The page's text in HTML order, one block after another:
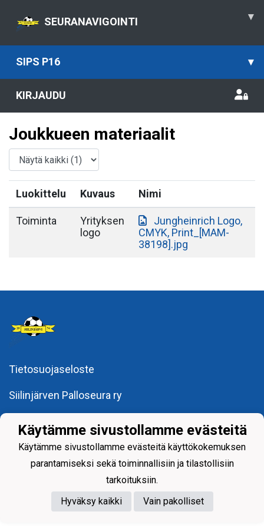
SEURANAVIGOINTI ▾
SIPS P16 ▾
KIRJAUDU
Joukkueen materiaalit
Luokittelu Kuvaus Nimi
Toiminta
Yrityksen
logo
Jungheinrich Logo,
CMYK, Print_[MAM-
38198].jpg
Tietosuojaseloste
Siilinjärven Palloseura ry
Powered by
Käytämme sivustollamme evästeitä
Käytämme sivustollamme evästeitä käyttökokemuksen
parantamiseksi sekä toiminnallisiin ja tilastollisiin
tarkoituksiin.
Hyväksy kaikki
Vain pakolliset